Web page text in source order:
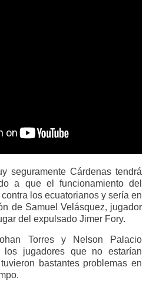
seguramente Cárdenas tendrá
a que el funcionamiento del
los ecuatorianos y sería en
de Samuel Velásquez, jugador
del expulsado Jimer Fory.
Torres y Nelson Palacio
jugadores que no estarían
bastantes problemas en